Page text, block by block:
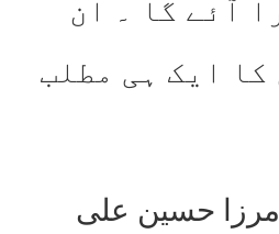
آئے گا ۔ ان
کا ایک ہی مطلب
حسین علی